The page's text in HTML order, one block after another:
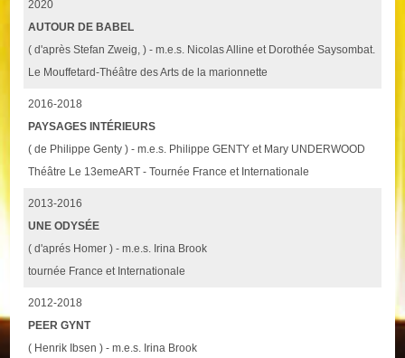
2020
AUTOUR DE BABEL
( d'après Stefan Zweig, ) - m.e.s. Nicolas Alline et Dorothée Saysombat.
Le Mouffetard-Théâtre des Arts de la marionnette
2016-2018
PAYSAGES INTÉRIEURS
( de Philippe Genty ) - m.e.s. Philippe GENTY et Mary UNDERWOOD
Théâtre Le 13emeART - Tournée France et Internationale
2013-2016
UNE ODYSÉE
( d'aprés Homer ) - m.e.s. Irina Brook
tournée France et Internationale
2012-2018
PEER GYNT
( Henrik Ibsen ) - m.e.s. Irina Brook